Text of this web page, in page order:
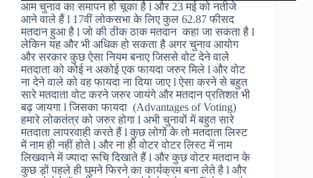
आम चुनाव का समापन हो चूका है l और 23 मई को नतीजे
आने वाले हैं l 17वीं लोकसभा के लिए कुल 62.87 फीसद
मतदान हुआ है l जो की ठीक ठाक मतदान कहा जा सकता है l
लेकिन यह और भी अधिक हो सकता है अगर चुनाव आयोग
और सरकार कुछ ऐसा नियम बनाए जिससे वोट देने वाले
मतदाता को कोई न अकोई एक फायदा जरुर मिले l और वोट
ना देने वाले को वह फायदा ना दिया जाए l ऐसा करने से बहुत
सारे मतदाता वोट करने जरुर जायंगे और मतदान प्रतिशत भी
बढ़ जायगा l जिसका फायदा (Advantages of Voting)
हमारे लोकतंत्र को जरुर होगा l अभी चुनावों में बहुत सारे
मतदाता लापरवाही करते हैं l कुछ लोगों के तो मतदाता लिस्ट
में नाम ही नहीं होते l और ना ही वोटर वोटर लिस्ट में नाम
लिखवाने में ज्यादा रूचि दिखाते हैं l और कुछ वोटर मतदान के
कुछ ड़ों पहले ही घुमने फिरने का कार्यक्रम बना लेते है l और